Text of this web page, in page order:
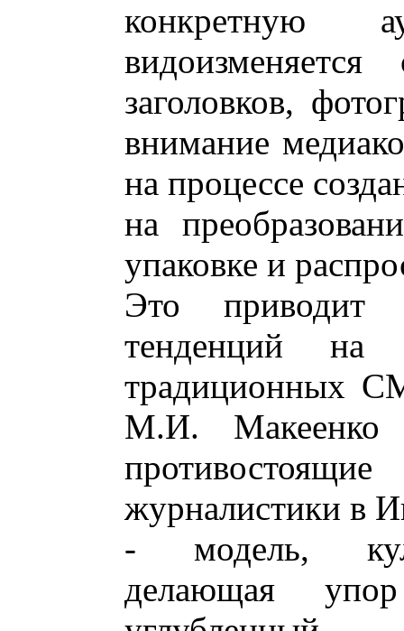
конкретную
заголовков,
внимание
на процессе
на
упаковке и
Это приводит
тенденций
традиционных
М.И. Макеенко
журналистики в
- модель,
делающая